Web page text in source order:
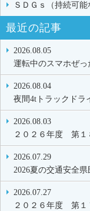
ＳＤＧｓ（持続可
最近の記事
2026.08.05
運転中のスマホぜ
2026.08.04
夜間4tトラックドラ
2026.08.03
２０２６年度 第１
2026.07.29
2026夏の交通安全
2026.07.27
２０２６年度 第１